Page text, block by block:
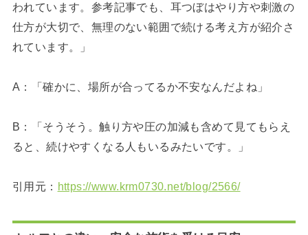
われています。参考記事でも、耳つぼはやり方や刺激の
仕方が大切で、無理のない範囲で続ける考え方が紹介さ
れています。」
A：「確かに、場所が合ってるか不安なんだよね」
B：「そうそう。触り方や圧の加減も含めて見てもらえ
ると、続けやすくなる人もいるみたいです。」
引用元： https://www.krm0730.net/blog/2566/